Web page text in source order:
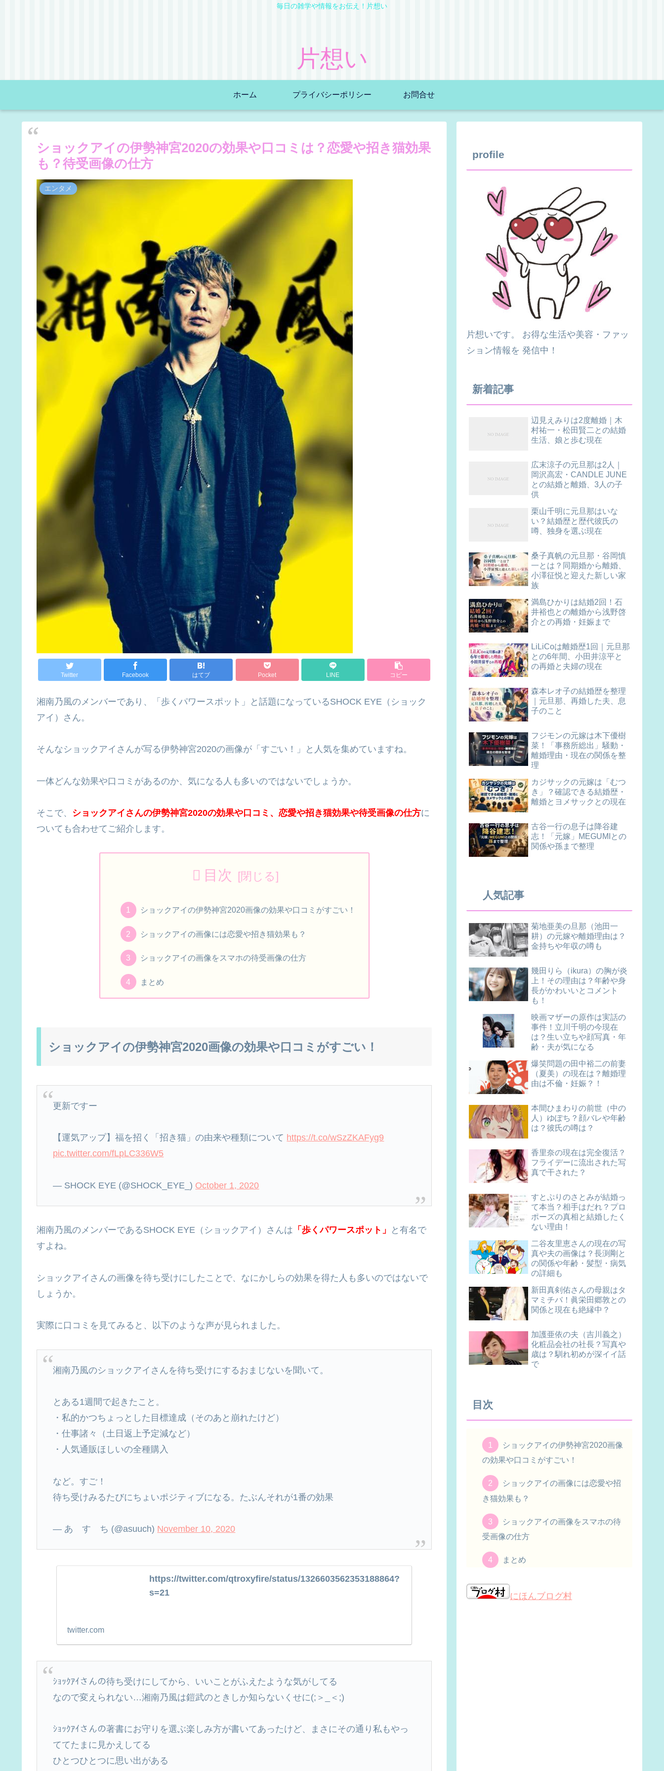
毎日の雑学や情報をお伝え！片想い
片想い
ホーム プライバシーポリシー お問合せ
ショックアイの伊勢神宮2020の効果や口コミは？恋愛や招き猫効果
も？待受画像の仕方
エンタメ
Twitter Facebook はてブ Pocket LINE コピー
湘南乃風のメンバーであり、「歩くパワースポット」と話題になっているSHOCK EYE（ショック
アイ）さん。
そんなショックアイさんが写る伊勢神宮2020の画像が「すごい！」と人気を集めていますね。
一体どんな効果や口コミがあるのか、気になる人も多いのではないでしょうか。
そこで、 ショックアイさんの伊勢神宮2020の効果や口コミ、恋愛や招き猫効果や待受画像の仕方に
ついても合わせてご紹介します。
目次
ショックアイの伊勢神宮2020画像の効果や口コミがすごい！
ショックアイの画像には恋愛や招き猫効果も？
ショックアイの画像をスマホの待受画像の仕方
まとめ
ショックアイの伊勢神宮2020画像の効果や口コミがすごい！
更新ですー
【運気アップ】福を招く「招き猫」の由来や種類について https://t.co/wSzZKAFyg9
pic.twitter.com/fLpLC336W5
— SHOCK EYE (@SHOCK_EYE_) October 1, 2020
湘南乃風のメンバーであるSHOCK EYE（ショックアイ）さんは 「歩くパワースポット」
と有名で
すよね。
ショックアイさんの画像を待ち受けにしたことで、なにかしらの効果を得た人も多いのではないで
しょうか。
実際に口コミを見てみると、以下のような声が見られました。
湘南乃風のショックアイさんを待ち受けにするおまじないを聞いて。
とある1週間で起きたこと。
・私的かつちょっとした目標達成（そのあと崩れたけど）
・仕事諸々（土日返上予定減など）
・人気通販ほしいの全種購入
など。すご！
待ち受けみるたびにちょいポジティブになる。たぶんそれが1番の効果
— あ す ち (@asuuch) November 10, 2020
https://twitter.com/qtroxyfire/status/1326603562353188864?
s=21
twitter.com
ｼｮｯｸｱｲさんの待ち受けにしてから、いいことがふえたような気がしてる
なので変えられない…湘南乃風は鎧武のときしか知らないくせに(;＞_＜;)
ｼｮｯｸｱｲさんの著書にお守りを選ぶ楽しみ方が書いてあったけど、まさにその通り私もやっ
ててたまに見かえしてる
ひとつひとつに思い出がある
profile
片想いです。 お得な生活や美容・ファッ
ション情報を 発信中！
新着記事
辺見えみりは2度離婚｜木
村祐一・松田賢二との結婚
生活、娘と歩む現在
広末涼子の元旦那は2人｜
岡沢高宏・CANDLE JUNE
との結婚と離婚、3人の子
供
栗山千明に元旦那はいな
い？結婚歴と歴代彼氏の
噂、独身を選ぶ現在
桑子真帆の元旦那・谷岡慎
一とは？同期婚から離婚、
小澤征悦と迎えた新しい家
族
満島ひかりは結婚2回！石
井裕也との離婚から浅野啓
介との再婚・妊娠まで
LiLiCoは離婚歴1回｜元旦那
との6年間、小田井涼平と
の再婚と夫婦の現在
森本レオ子の結婚歴を整理
｜元旦那、再婚した夫、息
子のこと
フジモンの元嫁は木下優樹
菜！「事務所総出」騒動・
離婚理由・現在の関係を整
理
カジサックの元嫁は「むつ
き」？確認できる結婚歴・
離婚とヨメサックとの現在
古谷一行の息子は降谷建
志！「元嫁」MEGUMIとの
関係や孫まで整理
人気記事
菊地亜美の旦那（池田一
耕）の元嫁や離婚理由は？
金持ちや年収の噂も
幾田りら（ikura）の胸が炎
上！その理由は？年齢や身
長がかわいいとコメント
も！
映画マザーの原作は実話の
事件！立川千明の今現在
は？生い立ちや顔写真・年
齢・夫が気になる
爆笑問題の田中裕二の前妻
（夏美）の現在は？離婚理
由は不倫・妊娠？！
本間ひまわりの前世（中の
人）ゆぽち？顔バレや年齢
は？彼氏の噂は？
香里奈の現在は完全復活？
フライデーに流出された写
真で干された？
すとぷりのさとみが結婚っ
て本当？相手はだれ？プロ
ポーズの真相と結婚したく
ない理由！
二谷友里恵さんの現在の写
真や夫の画像は？長渕剛と
の関係や年齢・髪型・病気
の詳細も
新田真剣佑さんの母親はタ
マミチバ！眞栄田郷敦との
関係と現在も絶縁中？
加護亜依の夫（吉川義之）
化粧品会社の社長？写真や
歳は？馴れ初めが深イイ話
で
目次
ショックアイの伊勢神宮2020画像
の効果や口コミがすごい！
ショックアイの画像には恋愛や招
き猫効果も？
ショックアイの画像をスマホの待
受画像の仕方
まとめ
にほんブログ村